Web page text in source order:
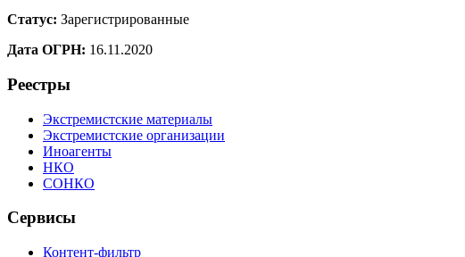
Статус: Зарегистрированные
Дата ОГРН: 16.11.2020
Реестры
Экстремистские материалы
Экстремистские организации
Иноагенты
НКО
СОНКО
Сервисы
Контент-фильтр